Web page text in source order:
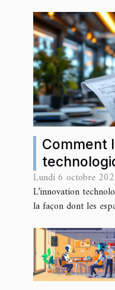
Comment
futur des
?
Lundi 6 octobre
L’innovation
la façon dont les